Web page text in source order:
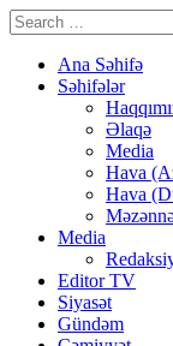
Ana Səhifə
Səhifələr
Əlaqə
Media
Hava
Hava
Media
Editor TV
Siyasət
Gündəm